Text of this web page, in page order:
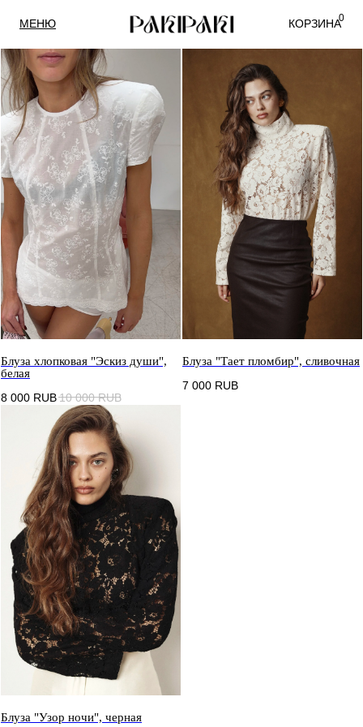
0
КОРЗИНА
МЕНЮ
Блуза хлопковая "Эскиз души",
белая
8 000 RUB10 000 RUB
Блуза "Тает пломбир", сливочная
7 000 RUB
Блуза "Узор ночи", черная